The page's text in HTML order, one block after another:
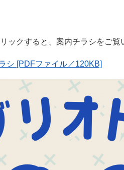
ックすると、案内チラシをご覧
シ [PDFファイル／120KB]